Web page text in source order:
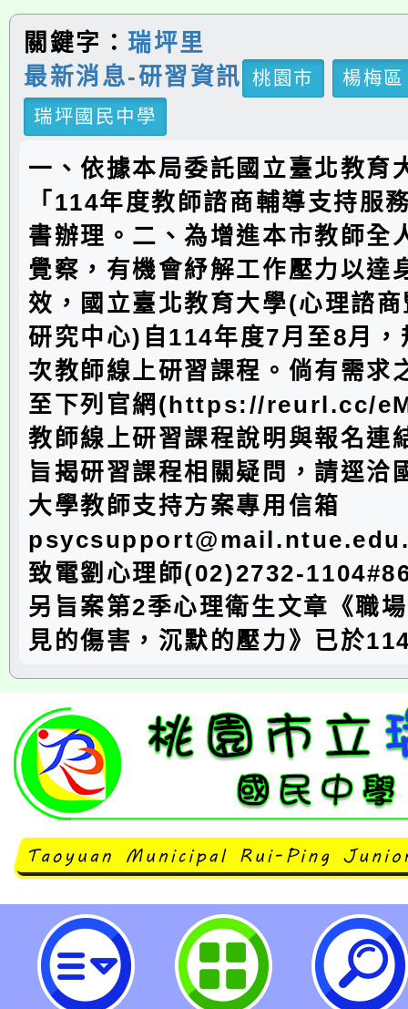
關鍵字： 瑞坪里
最新消息-研習資訊
桃園市
楊梅區
瑞坪國民中學
一、依據本局委託國立臺北教育
「114年度教師諮商輔導支持服
書辦理。二、為增進本市教師全
覺察，有機會紓解工作壓力以達
效，國立臺北教育大學(心理諮
研究中心)自114年度7月至8月，
次教師線上研習課程。倘有需求
至下列官網(https://reurl.cc/
教師線上研習課程說明與報名連
旨揭研習課程相關疑問，請逕洽
大學教師支持方案專用信箱
致電劉心理師(02)2732-
另旨案第2季心理衛生文章《職
見的傷害，沉默的壓力》已於
neilrpjhstyc網站設計者：徐嘉